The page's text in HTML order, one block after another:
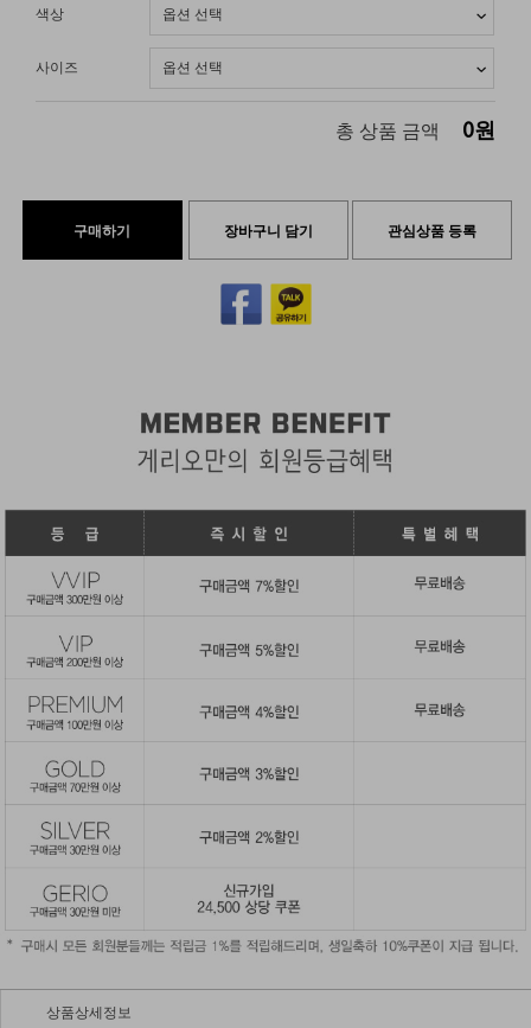
색상
사이즈
총 상품 금액 0원
구매하기 장바구니 담기 관심상품 등록
상품상세정보